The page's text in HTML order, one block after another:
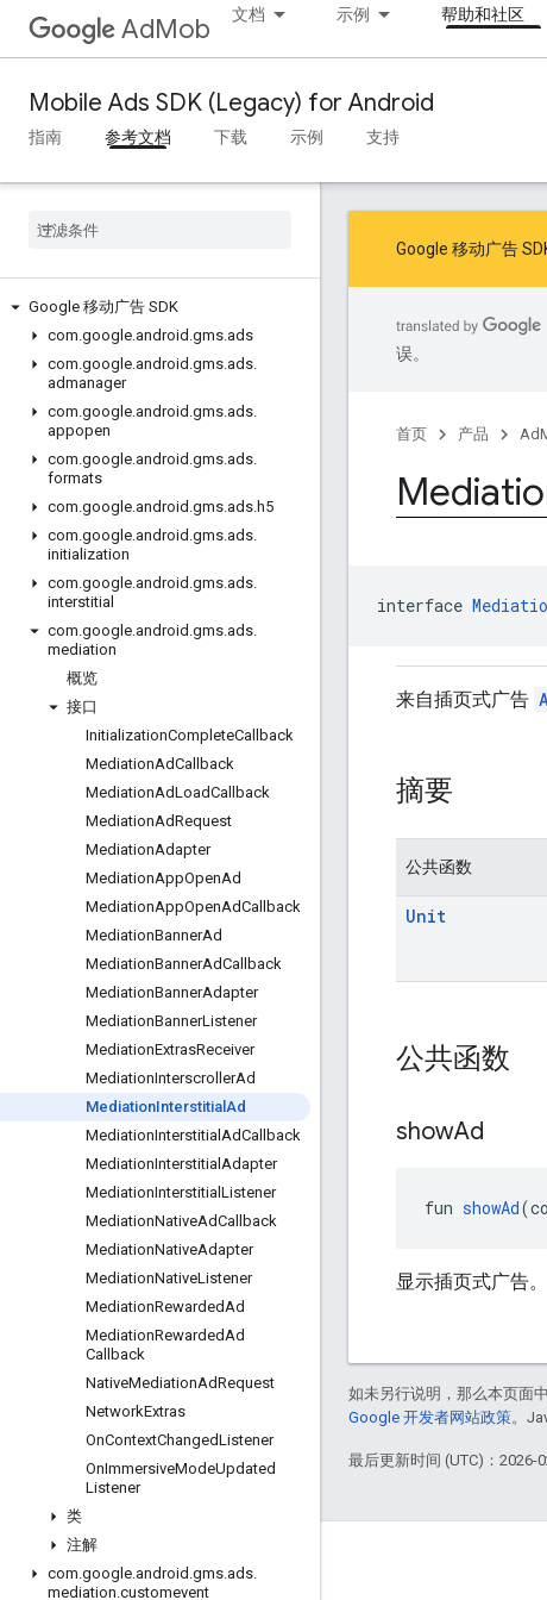
AdMob 文档 示例 帮助和社区
Mobile Ads SDK (Legacy) for Android
指南 参考文档 下载 示例 支持
Google 移动广告 SDK
com.google.android .gms.ads
com.google.android .gms.ads.
admanager
com.google.android .gms.ads.
appopen
com.google.android .gms.ads.
formats
com.google.android .gms.ads.h5
com.google.android .gms.ads.
initialization
com.google.android .gms.ads.
interstitial
com.google.android .gms.ads.
mediation
概览
接口
InitializationCompleteCallback
MediationAdCallback
MediationAdLoadCallback
MediationAdRequest
MediationAdapter
MediationAppOpenAd
MediationAppOpenAdCallback
MediationBannerAd
MediationBannerAdCallback
MediationBannerAdapter
MediationBannerListener
MediationExtrasReceiver
MediationInterscrollerAd
MediationInterstitial Ad
MediationInterstitial AdCallback
MediationInterstitial Adapter
MediationInterstitial Listener
MediationNativeAdCallback
MediationNativeAdapter
MediationNativeListener
MediationRewardedAd
MediationRewardedAd
Callback
NativeMediationAdRequest
NetworkExtras
OnContextChangedListener
OnImmersiveModeUpdated
Listener
类
注解
com.google.android .gms.ads.
mediation.customevent
Google 移动广告
误。
首页 产品
interface
来自插页式广告
摘要
公共函数
Unit
公共函数
showAd
fun showAd
显示插页式广告。
如未另行说明，那么本页面
Google 开发者网站政策。
最后更新时间 (UTC)：2026-
互动